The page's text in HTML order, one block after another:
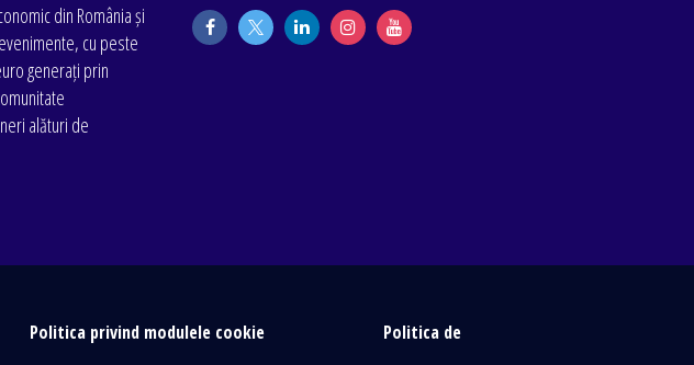
din România și
, cu peste
generați prin
alături de
Politica privind modulele cookie
Politica de